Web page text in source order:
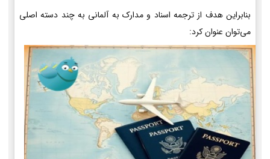
بنابراین هدف از ترجمه اسناد و مدارک به آلمانی به چند دسته اصلی
می‌توان عنوان کرد: